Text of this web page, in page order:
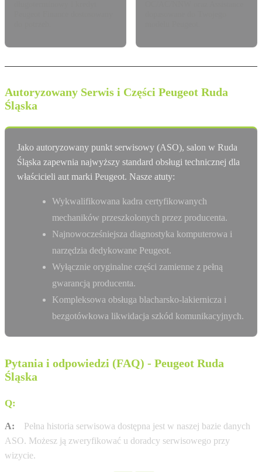
Autoryzowany Serwis i Części Peugeot Ruda
Śląska
Jako autoryzowany punkt serwisowy (ASO), salon w Ruda
Śląska zapewnia najwyższy standard obsługi technicznej dla
właścicieli aut marki Peugeot. Nasze atuty:
Wykwalifikowana kadra certyfikowanych
mechaników przeszkolonych przez producenta.
Najnowocześniejsza diagnostyka komputerowa i
narzędzia dedykowane Peugeot.
Wyłącznie oryginalne części zamienne z pełną
gwarancją producenta.
Kompleksowa obsługa blacharsko-lakiernicza i
bezgotówkowa likwidacja szkód komunikacyjnych.
Pytania i odpowiedzi (FAQ) - Peugeot Ruda
Śląska
Q:
A:
Pełna historia serwisowa dostępna jest w naszej bazie danych
ASO. Możesz ją zweryfikować u doradcy serwisowego przy
wizycie.